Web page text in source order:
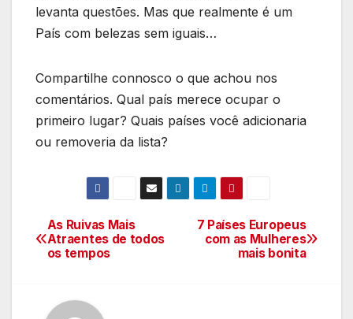
levanta questões. Mas que realmente é um
País com belezas sem iguais…
Compartilhe connosco o que achou nos
comentários. Qual país merece ocupar o
primeiro lugar? Quais países você adicionaria
ou removeria da lista?
Navegação
de
Post
7 Países Europeus
com as Mulheres
mais bonita
As Ruivas Mais
Atraentes de todos
os tempos